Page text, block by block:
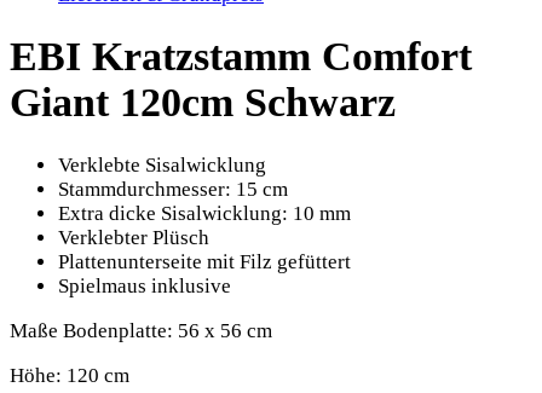
EBI Kratzstamm Comfort
Giant 120cm Schwarz
Verklebte Sisalwicklung
Stammdurchmesser: 15 cm
Extra dicke Sisalwicklung: 10 mm
Verklebter Plüsch
Plattenunterseite mit Filz gefüttert
Spielmaus inklusive
Maße Bodenplatte: 56 x 56 cm
Höhe: 120 cm